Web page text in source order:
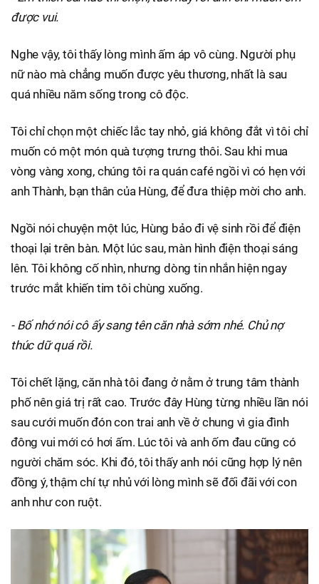
được vui.
Nghe vậy, tôi thấy lòng mình ấm áp vô cùng. Người phụ
nữ nào mà chẳng muốn được yêu thương, nhất là sau
quá nhiều năm sống trong cô độc.
Tôi chỉ chọn một chiếc lắc tay nhỏ, giá không đắt vì tôi chỉ
muốn có một món quà tượng trưng thôi. Sau khi mua
vòng vàng xong, chúng tôi ra quán café ngồi vì có hẹn với
anh Thành, bạn thân của Hùng, để đưa thiệp mời cho anh.
Ngồi nói chuyện một lúc, Hùng bảo đi vệ sinh rồi để điện
thoại lại trên bàn. Một lúc sau, màn hình điện thoại sáng
lên. Tôi không cố nhìn, nhưng dòng tin nhắn hiện ngay
trước mắt khiến tim tôi chùng xuống.
- Bố nhớ nói cô ấy sang tên căn nhà sớm nhé. Chủ nợ
thúc dữ quá rồi.
Tôi chết lặng, căn nhà tôi đang ở nằm ở trung tâm thành
phố nên giá trị rất cao. Trước đây Hùng từng nhiều lần nói
sau cưới muốn đón con trai anh về ở chung vì gia đình
đông vui mới có hơi ấm. Lúc tôi và anh ốm đau cũng có
người chăm sóc. Khi đó, tôi thấy anh nói cũng hợp lý nên
đồng ý, thậm chí tự nhủ với lòng mình sẽ đối đãi với con
anh như con ruột.